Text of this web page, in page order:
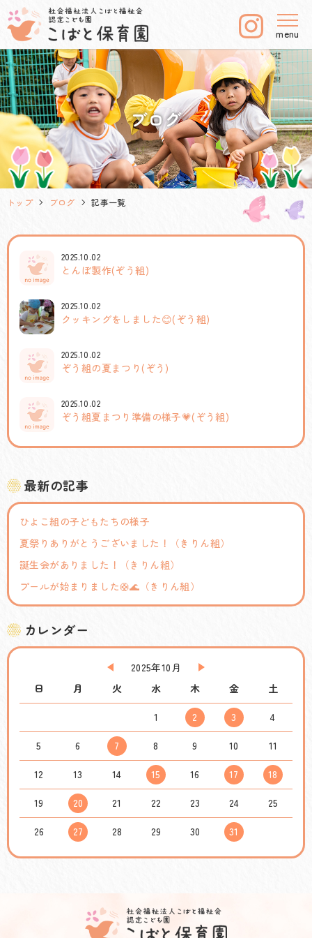
menu
ブログ
トップ ブログ 記事一覧
2025.10.02
とんぼ製作(ぞう組)
2025.10.02
クッキングをしました😊(ぞう組)
2025.10.02
ぞう組の夏まつり(ぞう)
2025.10.02
ぞう組夏まつり準備の様子💗(ぞう組)
最新の記事
ひよこ組の子どもたちの様子
夏祭りありがとうございました！（きりん組）
誕生会がありました！（きりん組）
プールが始まりました🛟🌊（きりん組）
カレンダー
2025年10月
日
月 火 水 木 金 土
1 2 3 4
5 6 7 8 9 10 11
12 13 14 15 16 17 18
19 20 21 22 23 24 25
26 27 28 29 30 31